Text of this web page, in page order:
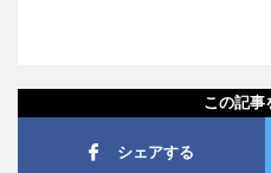
この記事
シェアする